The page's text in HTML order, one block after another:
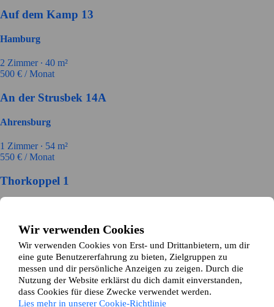
Wir verwenden Cookies
Wir verwenden Cookies von Erst- und Drittanbietern, um dir
eine gute Benutzererfahrung zu bieten, Zielgruppen zu
messen und dir persönliche Anzeigen zu zeigen. Durch die
Nutzung der Website erklärst du dich damit einverstanden,
dass Cookies für diese Zwecke verwendet werden.
Lies mehr in unserer Cookie-Richtlinie
Auf dem Kamp 13
Hamburg
2 Zimmer ∙ 40 m²
500 € / Monat
An der Strusbek 14A
Ahrensburg
1 Zimmer ∙ 54 m²
550 € / Monat
Thorkoppel 1
Zimmer ∙84m²
€ / Monat
Diekskamp 18
Wandsbek, Hamburg